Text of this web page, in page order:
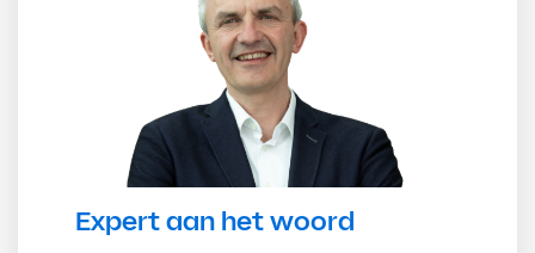
Expert aan het woord